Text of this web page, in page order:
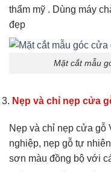
thẩm mỹ . Dùng máy
đẹp
Mặt cắt mẫu
Nẹp và chỉ nẹp cửa
Nẹp và chỉ nẹp cửa gỗ
nghiệp, nẹp gỗ tự
sơn màu đồng bộ với